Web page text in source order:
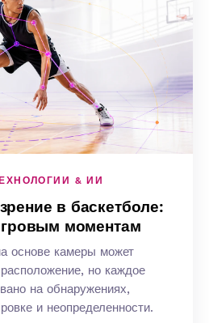
& ИИ
в баскетболе:
моментам
основе камеры может
но каждое
на обнаружениях,
и неопределенности.